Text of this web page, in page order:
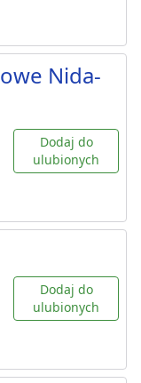
Nida-
Dodaj do
ulubionych
Dodaj do
ulubionych